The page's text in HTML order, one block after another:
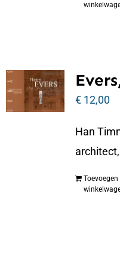
€12,00
Han
Toevoegen